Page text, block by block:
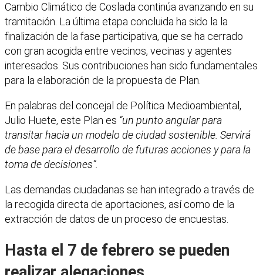
Cambio Climático de Coslada continúa avanzando en su
tramitación. La última etapa concluida ha sido la la
finalización de la fase participativa, que se ha cerrado
con gran acogida entre vecinos, vecinas y agentes
interesados. Sus contribuciones han sido fundamentales
para la elaboración de la propuesta de Plan.
En palabras del concejal de Política Medioambiental,
Julio Huete, este Plan es “un punto angular para
transitar hacia un modelo de ciudad sostenible. Servirá
de base para el desarrollo de futuras acciones y para la
toma de decisiones”.
Las demandas ciudadanas se han integrado a través de
la recogida directa de aportaciones, así como de la
extracción de datos de un proceso de encuestas.
Hasta el 7 de febrero se pueden